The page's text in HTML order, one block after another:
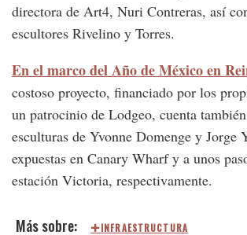
directora de Art4, Nuri Contreras, así
escultores Rivelino y Torres.
En el marco del Año de México en
costoso proyecto, financiado por los
un patrocinio de Lodgeo, cuenta
esculturas de Yvonne Domenge y Jorge
expuestas en Canary Wharf y a unos
estación Victoria, respectivamente.
INFRAESTRUCTURA